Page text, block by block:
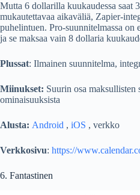
Mutta 6 dollarilla kuukaudessa saat
mukautettavaa aikaväliä, Zapier-
puhelintuen. Pro-suunnitelmassa on
ja se maksaa vain 8 dollaria
Plussat: Ilmainen suunnitelma,
Miinukset: Suurin osa maksullisten
ominaisuuksista
Alusta: Android , iOS , verkko
Verkkosivu: https://
6. Fantastinen